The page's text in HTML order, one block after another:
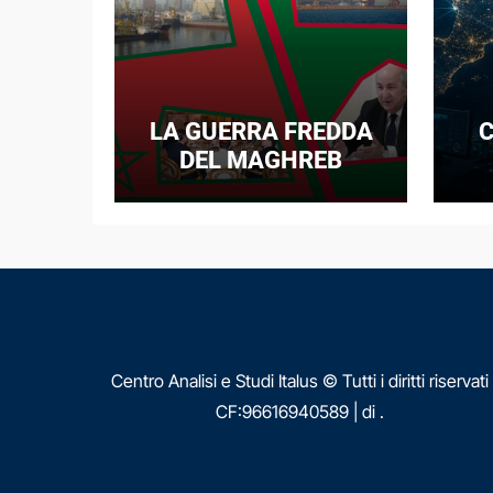
LA GUERRA FREDDA
DEL MAGHREB
Centro Analisi e Studi Italus © Tutti i diritti riservati
CF:96616940589 di .